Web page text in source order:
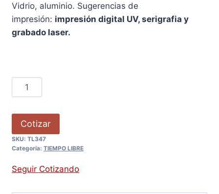
Vidrio, aluminio. Sugerencias de
impresión: impresión digital UV, serigrafia y
grabado laser.
Cotizar
SKU: TL347
Categoría: TIEMPO LIBRE
Seguir Cotizando